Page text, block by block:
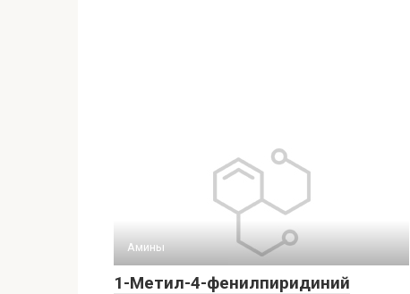
Амины‎
1-Метил-4-фенилпиридиний